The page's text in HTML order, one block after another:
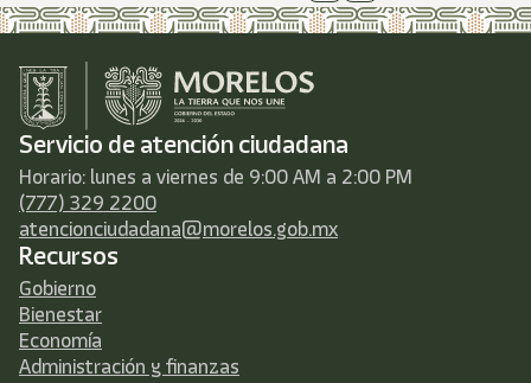
Servicio de atención ciudadana
Horario: lunes a viernes de 9:00 AM a 2:00 PM
(777) 329 2200
atencionciudadana@morelos.gob.mx
Recursos
Gobierno
Bienestar
Economía
Administración y finanzas